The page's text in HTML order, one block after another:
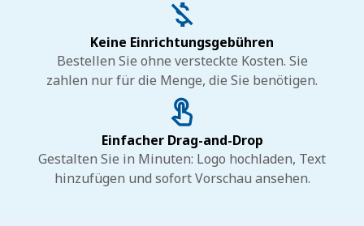
Keine Einrichtungsgebühren
Bestellen Sie ohne versteckte Kosten. Sie
zahlen nur für die Menge, die Sie benötigen.
Einfacher Drag-and-Drop
Gestalten Sie in Minuten: Logo hochladen, Text
hinzufügen und sofort Vorschau ansehen.